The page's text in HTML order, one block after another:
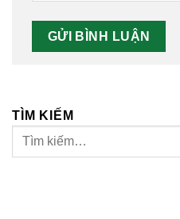
TÌM KIẾM